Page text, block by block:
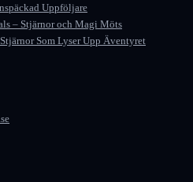
Uppföljare
– Stjärnor och Magi Möts
Som Lyser Upp Äventyret